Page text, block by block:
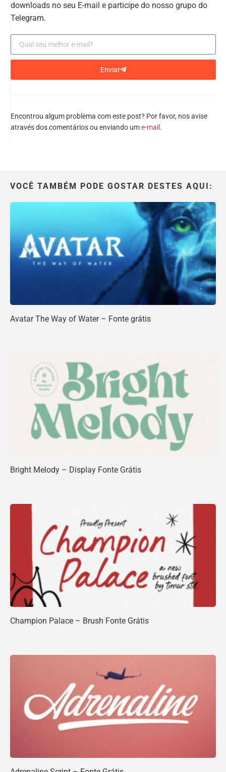
downloads no seu E-mail e participe do nosso grupo do
Telegram.
Enviar
Encontrou algum problema com este post? Por favor, nos avise
através dos comentários ou enviando ume-mail .
VOCÊ TAMBÉM PODE GOSTAR DESTES AQUI:
Avatar The Way of Water – Fonte grátis
Bright Melody – Display Fonte Grátis
Champion Palace – Brush Fonte Grátis